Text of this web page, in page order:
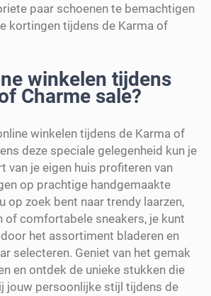
paar schoenen te bemachtigen
kortingen tijdens de Karma of
winkelen tijdens
Charme sale?
winkelen tijdens de Karma of
deze speciale gelegenheid kun je
van je eigen huis profiteren van
op prachtige handgemaakte
op zoek bent naar trendy laarzen,
of comfortabele sneakers, je kunt
het assortiment bladeren en
selecteren. Geniet van het gemak
en ontdek de unieke stukken die
jouw persoonlijke stijl tijdens de